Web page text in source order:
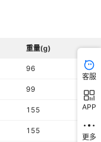
重量(g)
96
99
155
155
客服
APP
更多